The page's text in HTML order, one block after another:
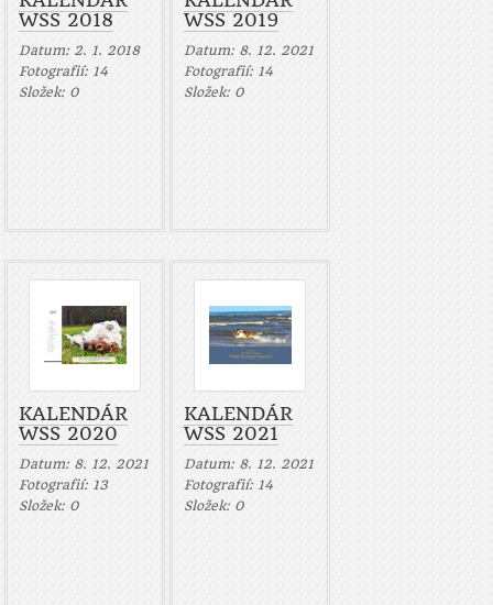
WSS 2018
Datum: 2. 1. 2018
Fotografií: 14
Složek: 0
WSS 2019
Datum: 8. 12. 2021
Fotografií: 14
Složek: 0
KALENDÁR
WSS 2020
Datum: 8. 12. 2021
Fotografií: 13
Složek: 0
KALENDÁR
WSS 2021
Datum: 8. 12. 2021
Fotografií: 14
Složek: 0